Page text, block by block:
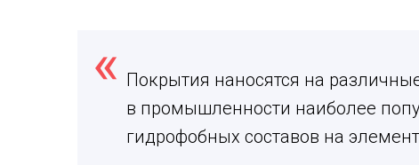
Покрытия наносятся на
в промышленности наиболее
гидрофобных составов на